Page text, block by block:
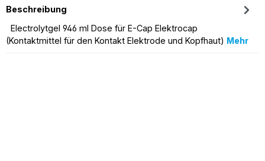
Beschreibung
Electrolytgel 946 ml Dose für E-Cap Elektrocap
(Kontaktmittel für den Kontakt Elektrode und Kopfhaut) Mehr